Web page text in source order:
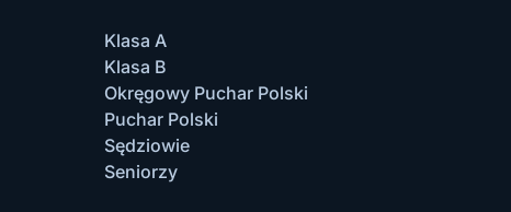
Klasa A
Klasa B
Okręgowy Puchar Polski
Puchar Polski
Sędziowie
Seniorzy